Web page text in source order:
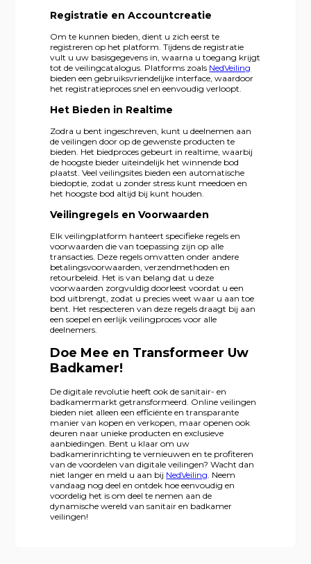
Registratie en Accountcreatie
Om te kunnen bieden, dient u zich eerst te
registreren op het platform. Tijdens de registratie
vult u uw basisgegevens in, waarna u toegang krijgt
tot de veilingcatalogus. Platforms zoals NedVeiling
bieden een gebruiksvriendelijke interface, waardoor
het registratieproces snel en eenvoudig verloopt.
Het Bieden in Realtime
Zodra u bent ingeschreven, kunt u deelnemen aan
de veilingen door op de gewenste producten te
bieden. Het biedproces gebeurt in realtime, waarbij
de hoogste bieder uiteindelijk het winnende bod
plaatst. Veel veilingsites bieden een automatische
biedoptie, zodat u zonder stress kunt meedoen en
het hoogste bod altijd bij kunt houden.
Veilingregels en Voorwaarden
Elk veilingplatform hanteert specifieke regels en
voorwaarden die van toepassing zijn op alle
transacties. Deze regels omvatten onder andere
betalingsvoorwaarden, verzendmethoden en
retourbeleid. Het is van belang dat u deze
voorwaarden zorgvuldig doorleest voordat u een
bod uitbrengt, zodat u precies weet waar u aan toe
bent. Het respecteren van deze regels draagt bij aan
een soepel en eerlijk veilingproces voor alle
deelnemers.
Doe Mee en Transformeer Uw
Badkamer!
De digitale revolutie heeft ook de sanitair- en
badkamermarkt getransformeerd. Online veilingen
bieden niet alleen een efficiënte en transparante
manier van kopen en verkopen, maar openen ook
deuren naar unieke producten en exclusieve
aanbiedingen. Bent u klaar om uw
badkamerinrichting te vernieuwen en te profiteren
van de voordelen van digitale veilingen? Wacht dan
niet langer en meld u aan bij NedVeiling . Neem
vandaag nog deel en ontdek hoe eenvoudig en
voordelig het is om deel te nemen aan de
dynamische wereld van sanitair en badkamer
veilingen!